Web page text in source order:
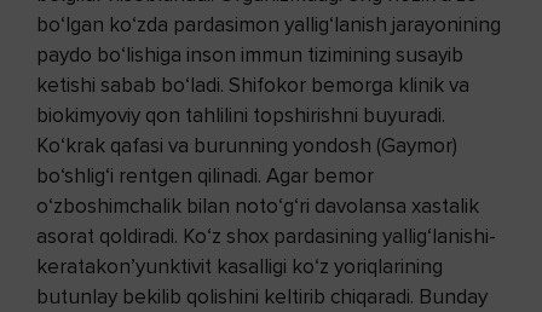
bo‘lgan ko‘zda pardasimon yallig‘lanish jarayonining
paydo bo‘lishiga inson immun tizimining susayib
ketishi sabab bo‘ladi. Shifokor bemorga klinik va
biokimyoviy qon tahlilini topshirishni buyuradi.
Ko‘krak qafasi va burunning yondosh (Gaymor)
bo‘shlig‘i rentgen qilinadi. Agar bemor
o‘zboshimchalik bilan noto‘g‘ri davolansa xastalik
asorat qoldiradi. Ko‘z shox pardasining yallig‘lanishi-
keratakon’yunktivit kasalligi ko‘z yoriqlarining
butunlay bekilib qolishini keltirib chiqaradi. Bunday